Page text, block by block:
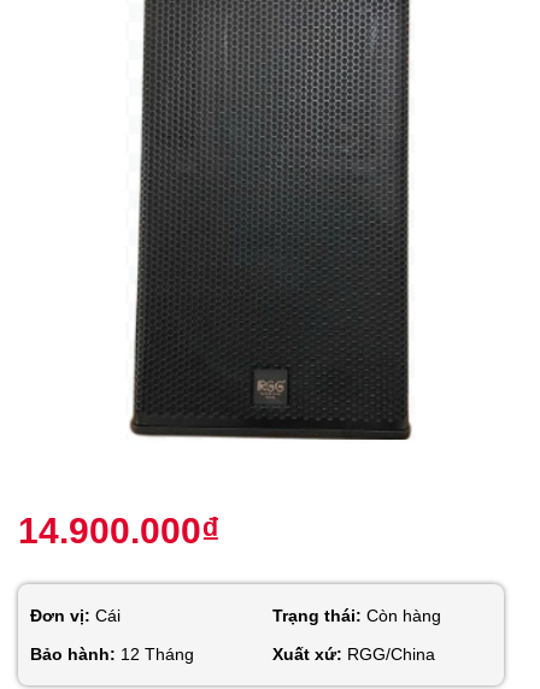
14.900.000₫
Đơn vị: Cái Trạng thái: Còn hàng
Bảo hành: 12 Tháng Xuất xứ: RGG/China